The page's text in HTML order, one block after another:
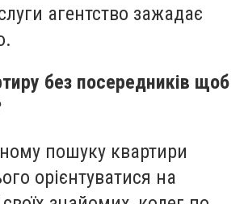
агентство зажадає
без посередників щоб
пошуку квартири
орієнтуватися на